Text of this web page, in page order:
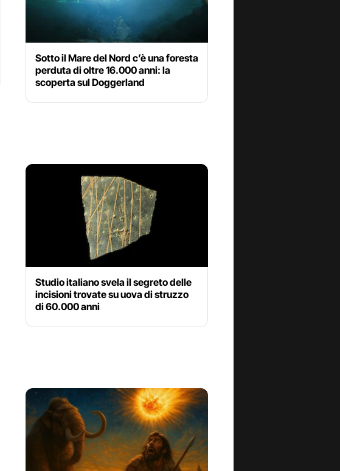
Sotto il Mare del Nord c’è una foresta
perduta di oltre 16.000 anni: la
scoperta sul Doggerland
Studio italiano svela il segreto delle
incisioni trovate su uova di struzzo
di 60.000 anni